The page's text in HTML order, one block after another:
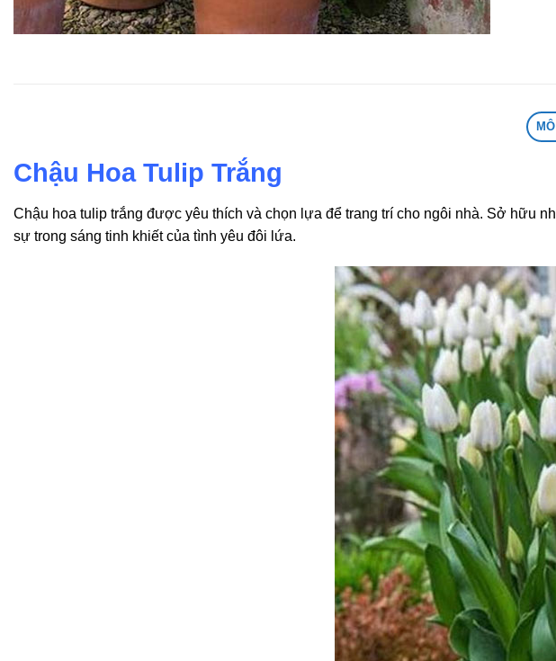
Chậu Hoa Tulip Trắng
Chậu hoa tulip trắng được yêu thích và chọn lựa để trang trí cho ngôi nhà. Sở hữu
sự trong sáng tinh khiết của tình yêu đôi lứa.